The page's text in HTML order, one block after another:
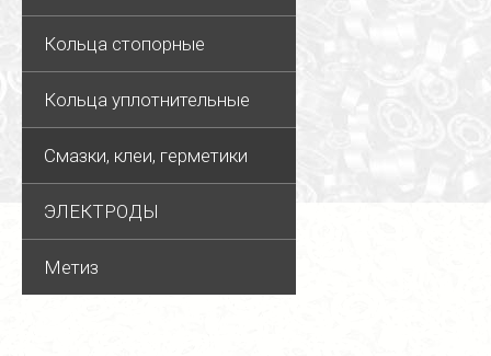
Кольца стопорные
Кольца уплотнительные
Смазки, клеи, герметики
ЭЛЕКТРОДЫ
Метиз